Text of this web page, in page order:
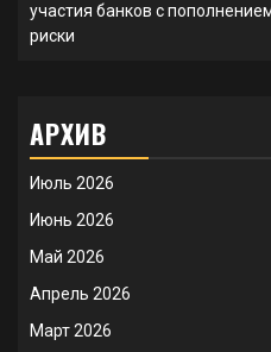
участия банков с
риски
АРХИВ
Июль 2026
Июнь 2026
Май 2026
Апрель 2026
Март 2026